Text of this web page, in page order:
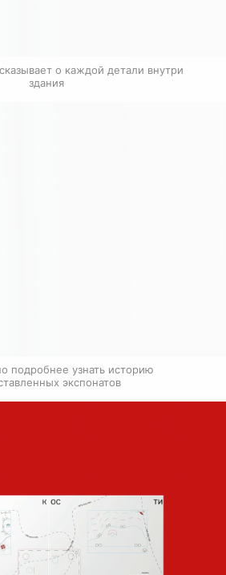
о каждой детали внутри
здания
подробнее узнать историю
экспонатов